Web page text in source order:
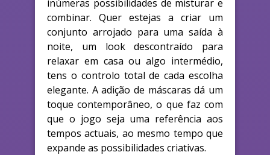
inúmeras possibilidades de misturar e
combinar. Quer estejas a criar um
conjunto arrojado para uma saída à
noite, um look descontraído para
relaxar em casa ou algo intermédio,
tens o controlo total de cada escolha
elegante. A adição de máscaras dá um
toque contemporâneo, o que faz com
que o jogo seja uma referência aos
tempos actuais, ao mesmo tempo que
expande as possibilidades criativas.